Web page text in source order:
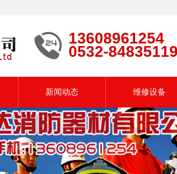
13608961254
0532-
新闻动态 维修设备